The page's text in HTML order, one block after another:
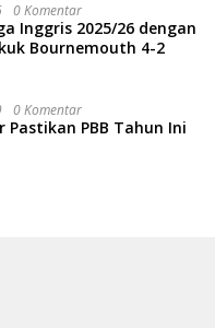
0 Komentar
Inggris 2025/26 dengan
Bournemouth 4-2
0 Komentar
Pastikan PBB Tahun Ini